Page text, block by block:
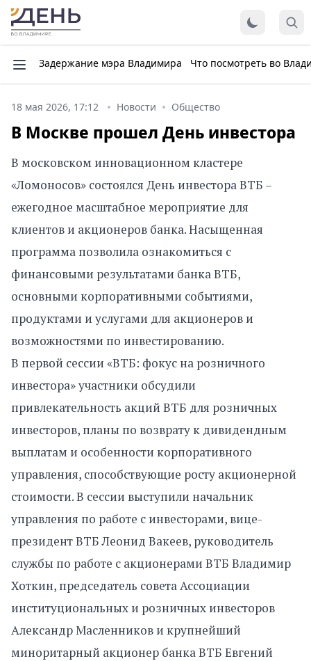
Задержание мэра Владимира Что посмотреть во
18 мая 2026, 17:12 Новости Общество
В Москве прошел День инвестора
В московском инновационном кластере
«Ломоносов» состоялся День инвестора ВТБ –
ежегодное масштабное мероприятие для
клиентов и акционеров банка. Насыщенная
программа позволила ознакомиться с
финансовыми результатами банка ВТБ,
основными корпоративными событиями,
продуктами и услугами для акционеров и
возможностями по инвестированию.
В первой сессии «ВТБ: фокус на розничного
инвестора» участники обсудили
привлекательность акций ВТБ для розничных
инвесторов, планы по возврату к дивидендным
выплатам и особенности корпоративного
управления, способствующие росту акционерной
стоимости. В сессии выступили начальник
управления по работе с инвесторами, вице-
президент ВТБ Леонид Вакеев, руководитель
службы по работе с акционерами ВТБ Владимир
Хоткин, председатель совета Ассоциации
институциональных и розничных инвесторов
Александр Масленников и крупнейший
миноритарный акционер банка ВТБ Евгений